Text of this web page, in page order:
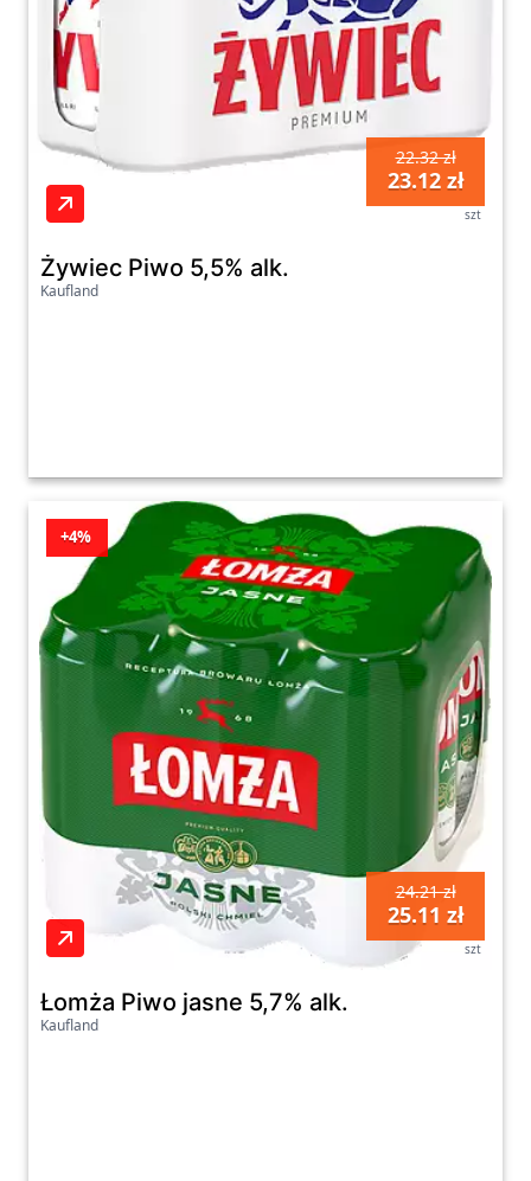
22.32 zł
23.12 zł
szt
Żywiec Piwo 5,5% alk.
Kaufland
+4%
24.21 zł
25.11 zł
szt
Łomża Piwo jasne 5,7% alk.
Kaufland